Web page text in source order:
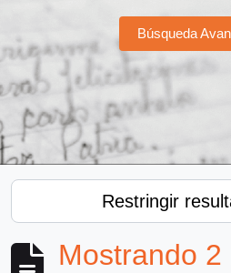
Búsqueda
Restringir
Mostrando